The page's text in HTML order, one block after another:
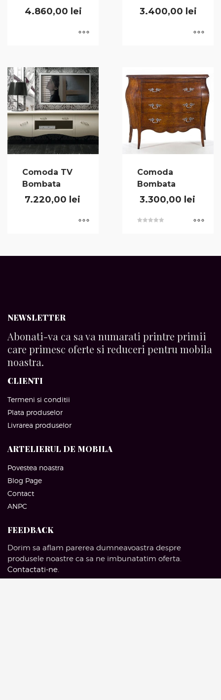
4.860,00 lei 3.400,00 lei
Comoda TV
Bombata
7.220,00 lei
Comoda
Bombata
3.300,00 lei
NEWSLETTER
Abonati-va ca sa va numarati printre primii
care primesc oferte si reduceri pentru mobila
noastra.
CLIENTI
Termeni si conditii
Plata produselor
Livrarea produselor
ARTELIERUL DE MOBILA
Povestea noastra
Blog Page
Contact
ANPC
FEEDBACK
Dorim sa aflam parerea dumneavoastra despre
produsele noastre ca sa ne imbunatatim oferta.
Contactati-ne.